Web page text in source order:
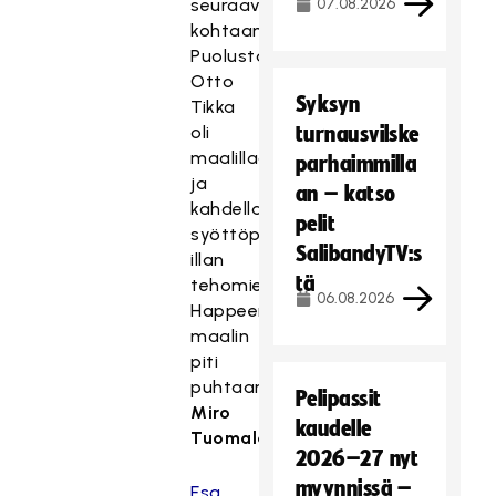
seuraavaan
kohtaamiseen.
Puolustaja
Otto
Tikka
oli
maalillaan
ja
kahdella
syöttöpisteellään
illan
tehomies.
Happeen
maalin
piti
puhtaana
Miro
Tuomala
07.08.2026
Syksyn
turnausvilske
parhaimmilla
an – katso
pelit
SalibandyTV:s
tä
06.08.2026
Pelipassit
kaudelle
2026–27 nyt
myynnissä –